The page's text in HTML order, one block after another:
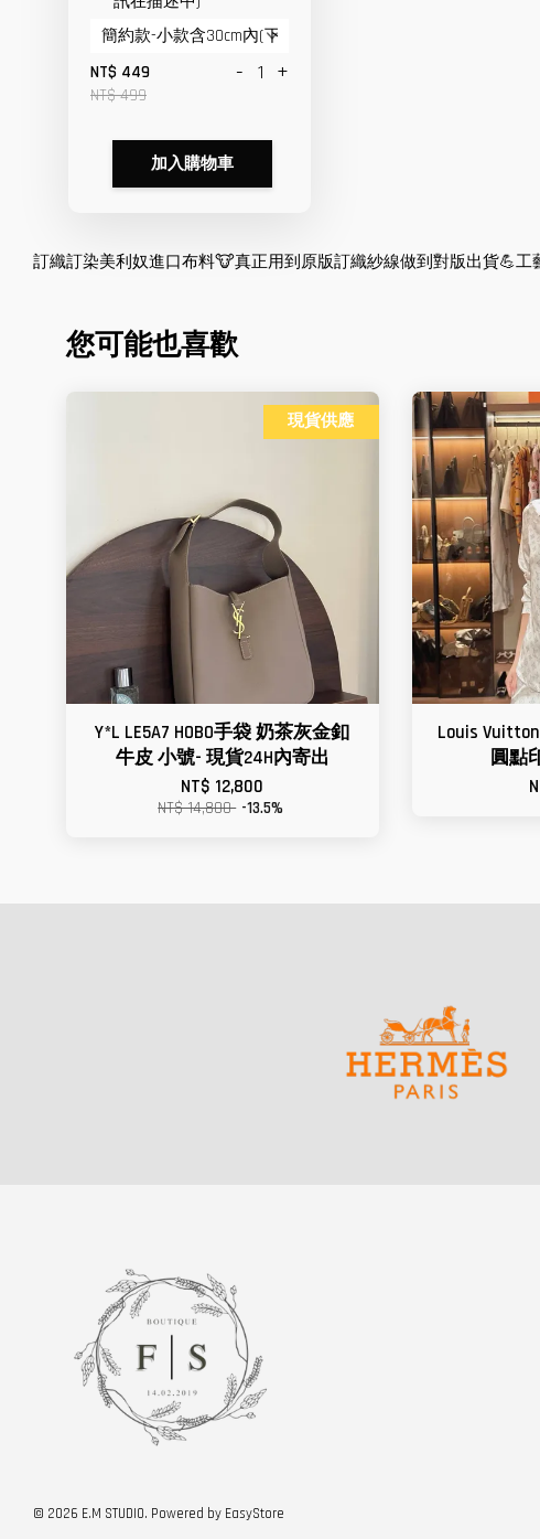
NT$ 449
NT$ 499
- +
加入購物車
訂織訂染美利奴進口布料🐮真正用到原版訂織紗線做到對版出貨💪工
您可能也喜歡
現貨供應
Y*L LE5A7 HOBO手袋 奶茶灰金釦
牛皮 小號- 現貨24H內寄出
NT$ 12,800
NT$ 14,800 -13.5%
Louis
圓點
© 2026 E.M STUDIO. Powered by EasyStore